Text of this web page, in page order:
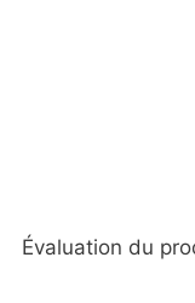
Évaluation du